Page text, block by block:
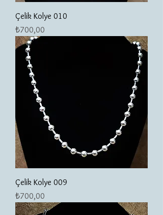
Çelik Kolye 010
Fiyat
₺700,00
Çelik Kolye 009
Fiyat
₺700,00